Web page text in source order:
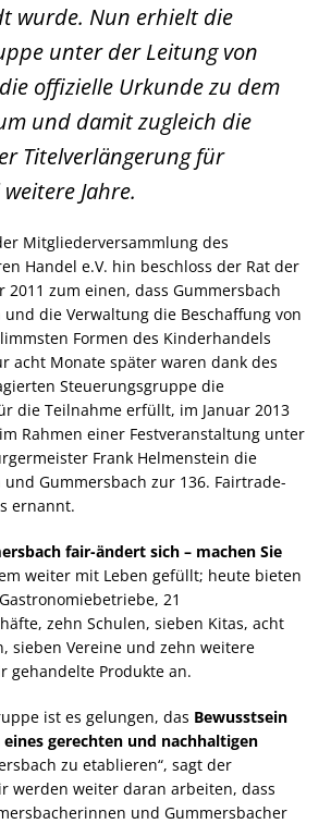
wurde. Nun erhielt die
unter der Leitung von
offizielle Urkunde zu dem
und damit zugleich die
Titelverlängerung für
Jahre.
Mitgliederversammlung des
Handel e.V. hin beschloss der Rat der
2011 zum einen, dass Gummersbach
die Verwaltung die Beschaffung von
Formen des Kinderhandels
acht Monate später waren dank des
Steuerungsgruppe die
die Teilnahme erfüllt, im Januar 2013
Rahmen einer Festveranstaltung unter
Frank Helmenstein die
Gummersbach zur 136. Fairtrade-
ernannt.
fair-ändert sich – machen Sie
weiter mit Leben gefüllt; heute bieten
21
zehn Schulen, sieben Kitas, acht
sieben Vereine und zehn weitere
gehandelte Produkte an.
ist es gelungen, das Bewusstsein
gerechten und nachhaltigen
zu etablieren“, sagt der
werden weiter daran arbeiten, dass
und Gummersbacher